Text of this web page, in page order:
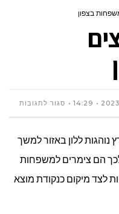
14:29 סגור לתגובותעל
נוהגות ללון באזור למשך
הם צימרים למשפחות
לצד מיקום כנקודת מוצא